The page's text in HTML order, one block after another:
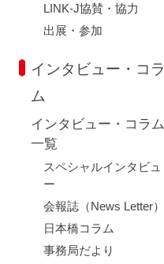
LINK-J協賛・協力
出展・参加
インタビュー・コラ
ム
インタビュー・コラム
一覧
スペシャルインタビュ
ー
会報誌（News Letter）
日本橋コラム
事務局だより